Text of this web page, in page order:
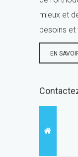
mieux et
besoins et
EN